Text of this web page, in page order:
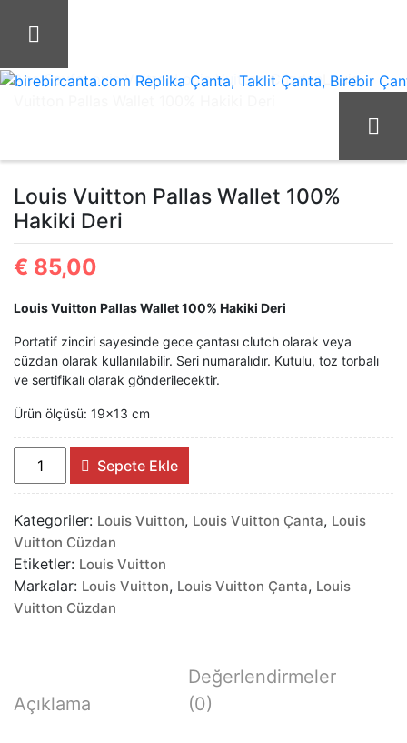
Ana SayfaLouis VuittonLouis Vuitton Cüzdan Louis
Louis Vuitton Pallas Wallet 100%
Hakiki Deri
€ 85,00
Louis Vuitton Pallas Wallet 100% Hakiki Deri
Portatif zinciri sayesinde gece çantası clutch olarak veya
cüzdan olarak kullanılabilir. Seri numaralıdır. Kutulu, toz torbalı
ve sertifikalı olarak gönderilecektir.
Ürün ölçüsü: 19×13 cm
Louis
Vuitton
Wallet
100%
Hakiki
Deri
adet
Sepete Ekle
Kategoriler: Louis Vuitton, Louis Vuitton Çanta, Louis
Vuitton Cüzdan
Etiketler: Louis Vuitton
Markalar: Louis Vuitton, Louis Vuitton Çanta, Louis
Vuitton Cüzdan
Açıklama
Değerlendirmeler
(0)